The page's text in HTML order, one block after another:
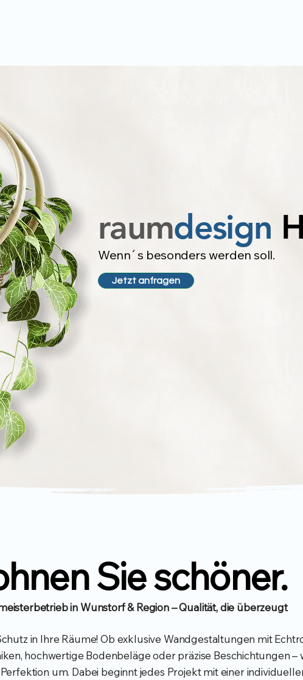
raumdesign
Wenn´s besonders werden soll.
Jetzt anfragen
Sie schöner.
in Wunstorf & Region – Qualität, die überzeugt
in Ihre Räume! Ob exklusive Wandgestaltungen mit
hochwertige Bodenbeläge oder präzise Beschichtungen –
um. Dabei beginnt jedes Projekt mit einer